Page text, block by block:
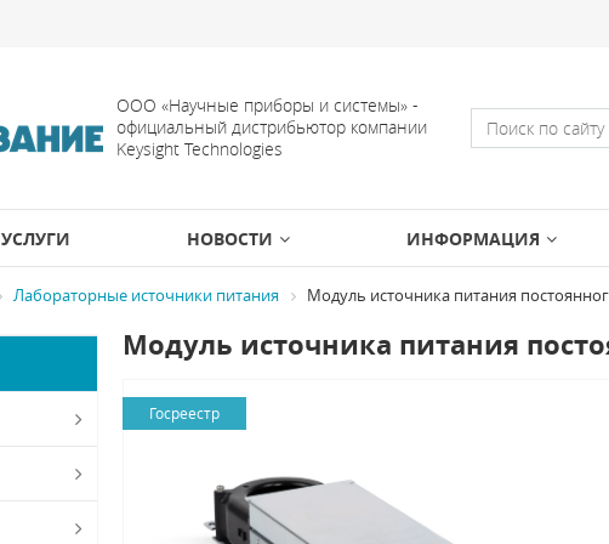
ООО «Научные приборы и системы» -
официальный дистрибьютор компании
Keysight Technologies
УСЛУГИ НОВОСТИ ИНФОРМАЦИЯ
Лабораторные источники питания Модуль источника питания
Модуль источника питания
Госреестр